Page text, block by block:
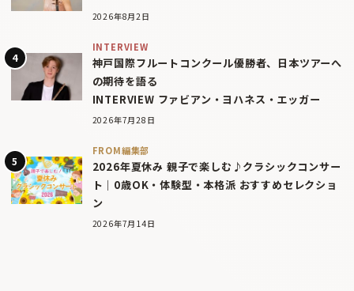
2026年8月2日
INTERVIEW
神戸国際フルートコンクール優勝者、日本ツアーへ
の期待を語る
INTERVIEW ファビアン・ヨハネス・エッガー
2026年7月28日
FROM編集部
2026年夏休み 親子で楽しむ♪クラシックコンサー
ト｜0歳OK・体験型・本格派 おすすめセレクショ
ン
2026年7月14日